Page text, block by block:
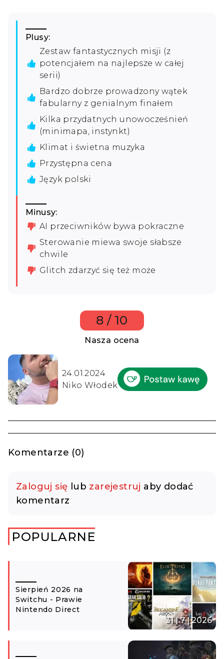
Plusy:
Zestaw fantastycznych misji (z
potencjałem na najlepsze w całej
serii)
Bardzo dobrze prowadzony wątek
fabularny z genialnym finałem
Kilka przydatnych unowocześnień
(minimapa, instynkt)
Klimat i świetna muzyka
Przystępna cena
Język polski
Minusy:
AI przeciwników bywa pokraczne
Sterowanie miewa swoje słabsze
chwile
Glitch zdarzyć się też może
8 / 10
Nasza ocena
24.01.2024
Niko Włodek
Komentarze (0)
Zaloguj się lub zarejestruj aby dodać
komentarz
POPULARNE
Sierpień 2026 na
Switchu - Prawie
Nintendo Direct
31 | 7 | 2026